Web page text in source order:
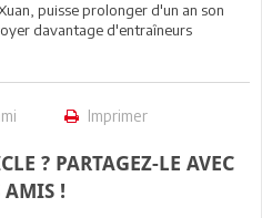
puisse prolonger d'un an son
davantage d'entraîneurs
Imprimer
? PARTAGEZ-LE AVEC
AMIS !